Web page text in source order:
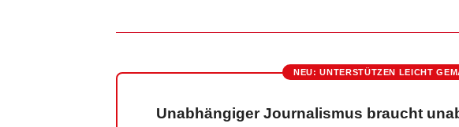
NEU: UNTERSTÜTZEN LEICHT
Unabhängiger Journalismus braucht